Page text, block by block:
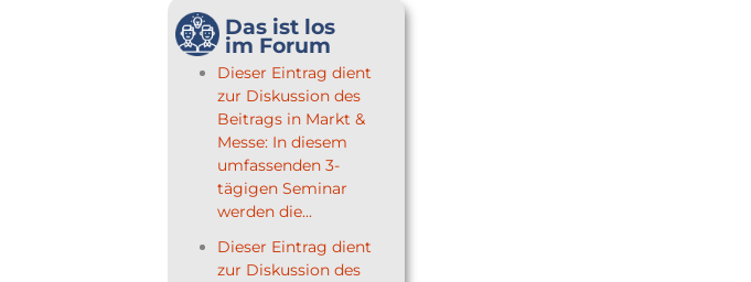
Das ist los
im Forum
Dieser Eintrag dient
zur Diskussion des
Beitrags in Markt &
Messe: In diesem
umfassenden 3-
tägigen Seminar
werden die...
Dieser Eintrag dient
zur Diskussion des